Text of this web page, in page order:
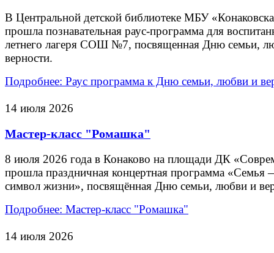
В Центральной детской библиотеке МБУ
прошла познавательная раус-программа для
летнего лагеря СОШ №7, посвященная Дню семьи,
верности.
Подробнее: Раус программа к Дню семьи, любви и
14 июля 2026
Мастер-класс "Ромашка"
8 июля 2026 года в Конаково на площади ДК
прошла праздничная концертная программа «Семья
символ жизни», посвящённая Дню семьи, любви и
Подробнее: Мастер-класс "Ромашка"
14 июля 2026